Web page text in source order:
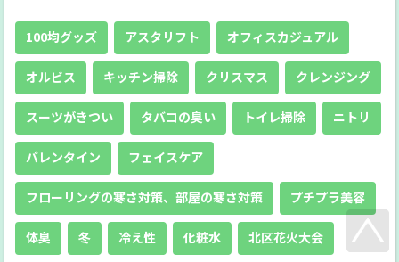
100均グッズ アスタリフト オフィスカジュアル
オルビス キッチン掃除 クリスマス クレンジング
スーツがきつい タバコの臭い トイレ掃除 ニトリ
バレンタイン フェイスケア
フローリングの寒さ対策、部屋の寒さ対策 プチプラ美容
体臭 冬 冷え性 化粧水 北区花火大会